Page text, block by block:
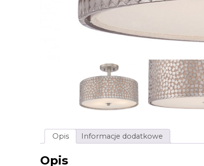
Opis Informacje dodatkowe
Opis